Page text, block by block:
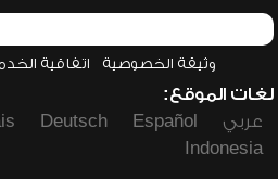
وثيقة الخصوصية اتفاقية
لغات الموقع:
عربي
Español
Deutsch
Indonesia